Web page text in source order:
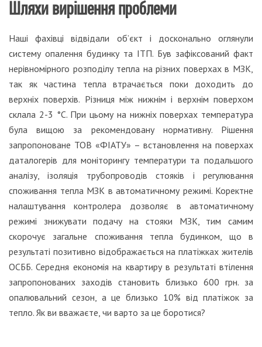
Шляхи вирішення проблеми
Наші фахівці відвідали об’єкт і досконально оглянули
систему опалення будинку та ІТП. Був зафіксований факт
нерівномірного розподілу тепла на різних поверхах в МЗК,
так як частина тепла втрачається поки доходить до
верхніх поверхів. Різниця між нижнім і верхнім поверхом
склала 2-3 °С. При цьому на нижніх поверхах температура
була вищою за рекомендовану нормативну. Рішення
запропоноване ТОВ «ФІАТУ» – встановлення на поверхах
даталогерів для моніторингу температури та подальшого
аналізу, ізоляція трубопроводів стояків і регулювання
споживання тепла МЗК в автоматичному режимі. Коректне
налаштування контролера дозволяє в автоматичному
режимі знижувати подачу на стояки МЗК, тим самим
скорочує загальне споживання тепла будинком, що в
результаті позитивно відображається на платіжках жителів
ОСББ. Середня економія на квартиру в результаті втілення
запропонованих заходів становить близько 600 грн. за
опалювальний сезон, а це близько 10% від платіжок за
тепло. Як ви вважаєте, чи варто за це боротися?